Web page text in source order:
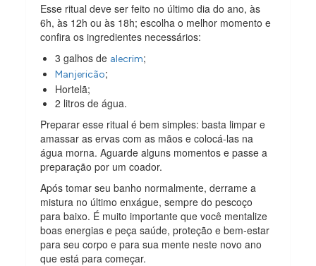
Esse ritual deve ser feito no último dia do ano, às
6h, às 12h ou às 18h; escolha o melhor momento e
confira os ingredientes necessários:
3 galhos de alecrim;
Manjericão;
Hortelã;
2 litros de água.
Preparar esse ritual é bem simples: basta limpar e
amassar as ervas com as mãos e colocá-las na
água morna. Aguarde alguns momentos e passe a
preparação por um coador.
Após tomar seu banho normalmente, derrame a
mistura no último enxágue, sempre do pescoço
para baixo. É muito importante que você mentalize
boas energias e peça saúde, proteção e bem-estar
para seu corpo e para sua mente neste novo ano
que está para começar.